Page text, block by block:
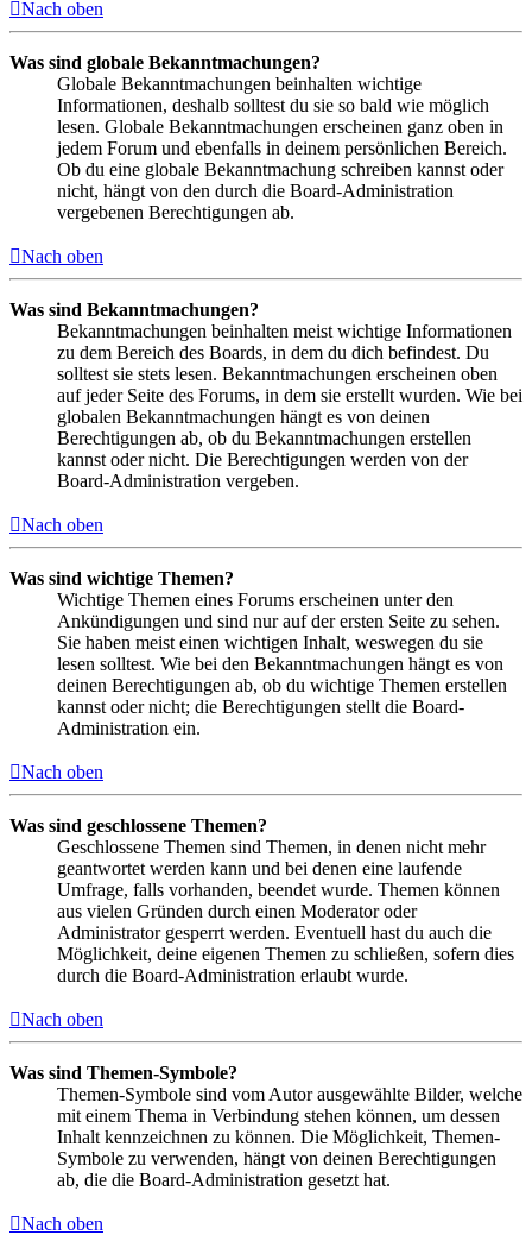
Nach oben
Was sind globale Bekanntmachungen?
Globale Bekanntmachungen beinhalten wichtige
Informationen, deshalb solltest du sie so bald wie möglich
lesen. Globale Bekanntmachungen erscheinen ganz oben in
jedem Forum und ebenfalls in deinem persönlichen Bereich.
Ob du eine globale Bekanntmachung schreiben kannst oder
nicht, hängt von den durch die Board-Administration
vergebenen Berechtigungen ab.
Nach oben
Was sind Bekanntmachungen?
Bekanntmachungen beinhalten meist wichtige Informationen
zu dem Bereich des Boards, in dem du dich befindest. Du
solltest sie stets lesen. Bekanntmachungen erscheinen oben
auf jeder Seite des Forums, in dem sie erstellt wurden. Wie bei
globalen Bekanntmachungen hängt es von deinen
Berechtigungen ab, ob du Bekanntmachungen erstellen
kannst oder nicht. Die Berechtigungen werden von der
Board-Administration vergeben.
Nach oben
Was sind wichtige Themen?
Wichtige Themen eines Forums erscheinen unter den
Ankündigungen und sind nur auf der ersten Seite zu sehen.
Sie haben meist einen wichtigen Inhalt, weswegen du sie
lesen solltest. Wie bei den Bekanntmachungen hängt es von
deinen Berechtigungen ab, ob du wichtige Themen erstellen
kannst oder nicht; die Berechtigungen stellt die Board-
Administration ein.
Nach oben
Was sind geschlossene Themen?
Geschlossene Themen sind Themen, in denen nicht mehr
geantwortet werden kann und bei denen eine laufende
Umfrage, falls vorhanden, beendet wurde. Themen können
aus vielen Gründen durch einen Moderator oder
Administrator gesperrt werden. Eventuell hast du auch die
Möglichkeit, deine eigenen Themen zu schließen, sofern dies
durch die Board-Administration erlaubt wurde.
Nach oben
Was sind Themen-Symbole?
Themen-Symbole sind vom Autor ausgewählte Bilder, welche
mit einem Thema in Verbindung stehen können, um dessen
Inhalt kennzeichnen zu können. Die Möglichkeit, Themen-
Symbole zu verwenden, hängt von deinen Berechtigungen
ab, die die Board-Administration gesetzt hat.
Nach oben